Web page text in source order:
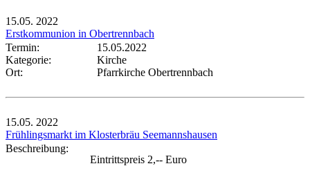
15.05. 2022
Erstkommunion in Obertrennbach
Termin:
15.05.2022
Kategorie:
Kirche
Ort:
Pfarrkirche Obertrennbach
15.05. 2022
Frühlingsmarkt im Klosterbräu Seemannshausen
Beschreibung:
Eintrittspreis 2,-- Euro